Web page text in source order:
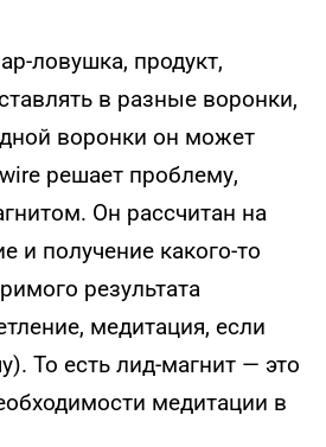
ловушка, продукт,
в разные воронки,
воронки он может
решает проблему,
Он рассчитан на
и получение какого-то
результата
медитация, если
То есть лид-магнит — это
медитации в